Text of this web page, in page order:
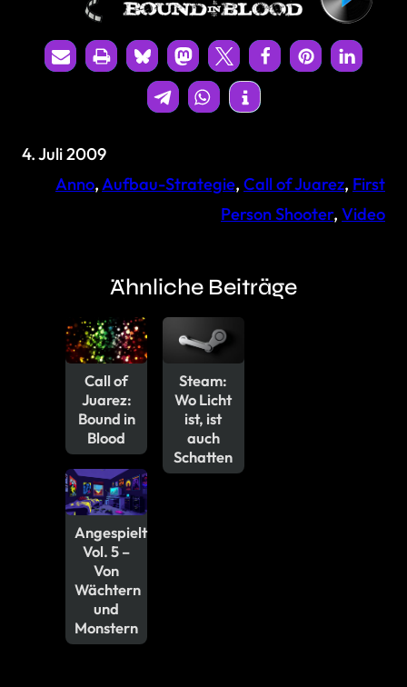
4. Juli 2009
Anno, Aufbau-Strategie, Call of Juarez, First
Person Shooter, Video
Ähnliche Beiträge
Call of
Juarez:
Bound in
Blood
Angespielt
Vol. 5 –
Von
Wächtern
und
Monstern
Steam:
Wo Licht
ist, ist
auch
Schatten